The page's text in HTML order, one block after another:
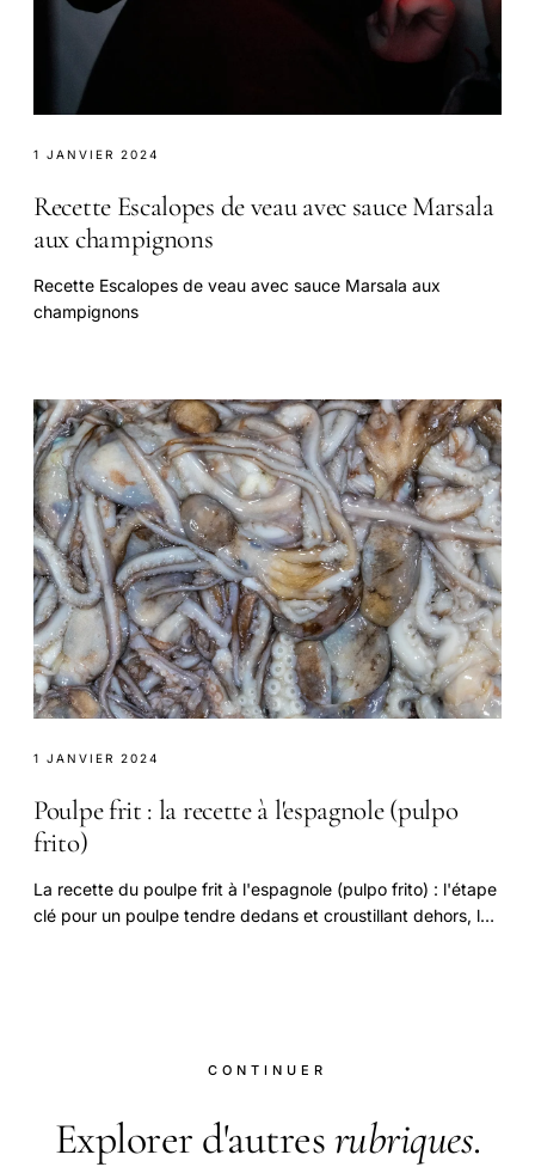
1 JANVIER 2024
Recette Escalopes de veau avec sauce Marsala
aux champignons
Recette Escalopes de veau avec sauce Marsala aux
champignons
1 JANVIER 2024
Poulpe frit : la recette à l'espagnole (pulpo
frito)
La recette du poulpe frit à l'espagnole (pulpo frito) : l'étape
clé pour un poulpe tendre dedans et croustillant dehors, la
CONTINUER
Explorer d'autresrubriques.